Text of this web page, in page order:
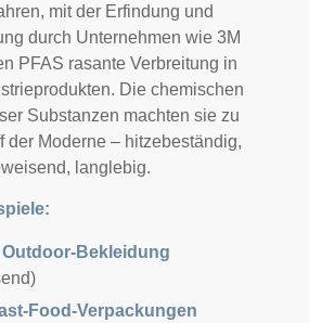
mit der Erfindung und
durch Unternehmen wie 3M
PFAS rasante Verbreitung in
Die chemischen
Substanzen machten sie zu
der Moderne – hitzebeständig,
langlebig.
Outdoor-Bekleidung
Food-Verpackungen